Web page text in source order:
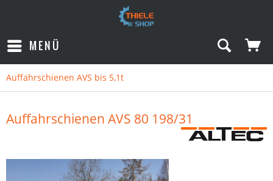
MENÜ
Auffahrschienen AVS bis 5,1t
Auffahrschienen AVS 80 198/31